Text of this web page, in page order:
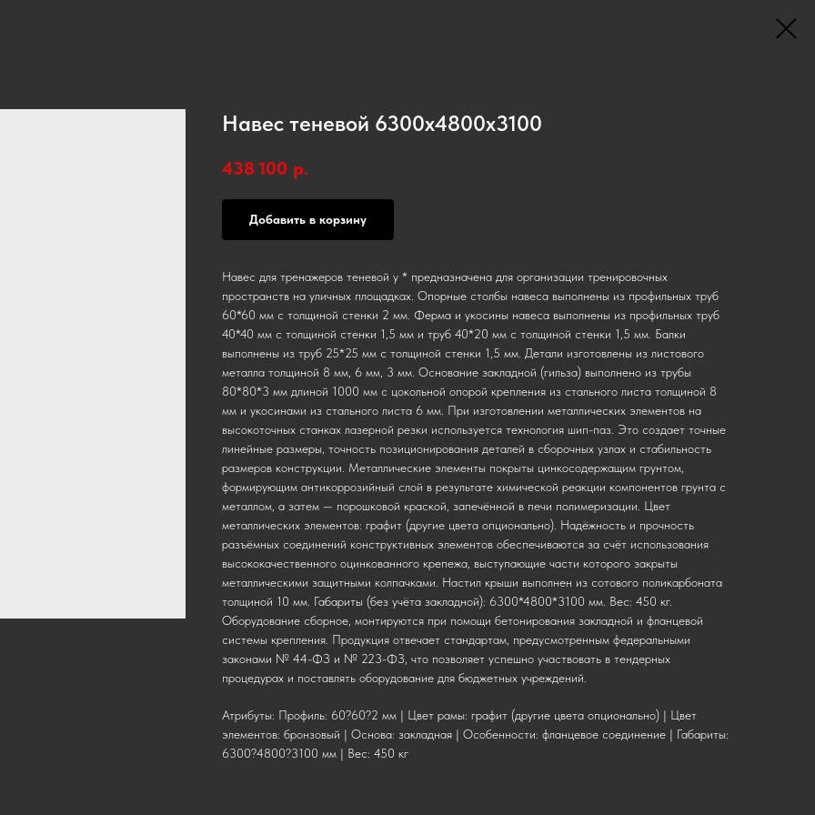
Навес теневой 6300х4800х3100
438 100 р.
Добавить в корзину
Навес для тренажеров теневой у * предназначена для организации тренировочных
пространств на уличных площадках. Опорные столбы навеса выполнены из профильных труб
60*60 мм с толщиной стенки 2 мм. Ферма и укосины навеса выполнены из профильных труб
40*40 мм с толщиной стенки 1,5 мм и труб 40*20 мм с толщиной стенки 1,5 мм. Балки
выполнены из труб 25*25 мм с толщиной стенки 1,5 мм. Детали изготовлены из листового
металла толщиной 8 мм, 6 мм, 3 мм. Основание закладной (гильза) выполнено из трубы
80*80*3 мм длиной 1000 мм с цокольной опорой крепления из стального листа толщиной 8
мм и укосинами из стального листа 6 мм. При изготовлении металлических элементов на
высокоточных станках лазерной резки используется технология шип-паз. Это создает точные
линейные размеры, точность позиционирования деталей в сборочных узлах и стабильность
размеров конструкции. Металлические элементы покрыты цинкосодержащим грунтом,
формирующим антикоррозийный слой в результате химической реакции компонентов грунта с
металлом, а затем — порошковой краской, запечённой в печи полимеризации. Цвет
металлических элементов: графит (другие цвета опционально). Надёжность и прочность
разъёмных соединений конструктивных элементов обеспечиваются за счёт использования
высококачественного оцинкованного крепежа, выступающие части которого закрыты
металлическими защитными колпачками. Настил крыши выполнен из сотового поликарбоната
толщиной 10 мм. Габариты (без учёта закладной): 6300*4800*3100 мм. Вес: 450 кг.
Оборудование сборное, монтируются при помощи бетонирования закладной и фланцевой
системы крепления. Продукция отвечает стандартам, предусмотренным федеральными
законами № 44-ФЗ и № 223-ФЗ, что позволяет успешно участвовать в тендерных
процедурах и поставлять оборудование для бюджетных учреждений.
Атрибуты: Профиль: 60?60?2 мм | Цвет рамы: графит (другие цвета опционально) | Цвет
элементов: бронзовый | Основа: закладная | Особенности: фланцевое соединение | Габариты:
6300?4800?3100 мм | Вес: 450 кг